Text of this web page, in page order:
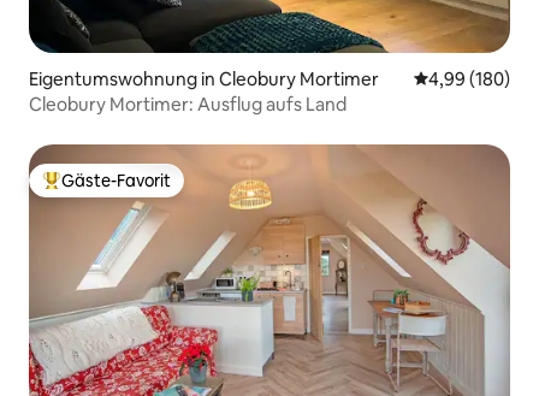
Eigentumswohnung in Cleobury Mortimer
4,99 (180)
Cleobury Mortimer: Ausflug aufs Land
Beliebter Gäste-Favorit.
Gäste-Favorit